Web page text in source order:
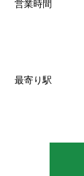
営業時間
最寄り駅